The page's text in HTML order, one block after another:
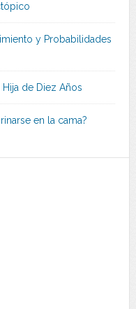
y Probabilidades
Hija de Diez Años
en la cama?